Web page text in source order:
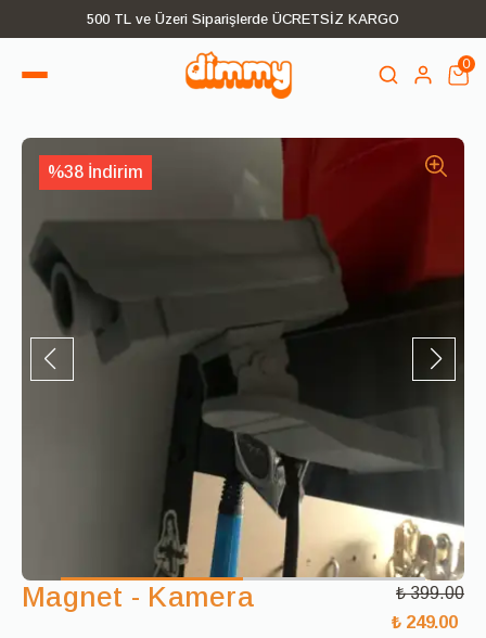
500 TL ve Üzeri Siparişlerde ÜCRETSİZ KARGO
0
%38 İndirim
Magnet - Kamera
₺ 399.00
₺ 249.00